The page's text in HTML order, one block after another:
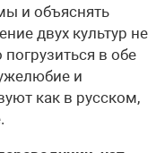
и объяснять
двух культур не
в обе
и
как в русском,